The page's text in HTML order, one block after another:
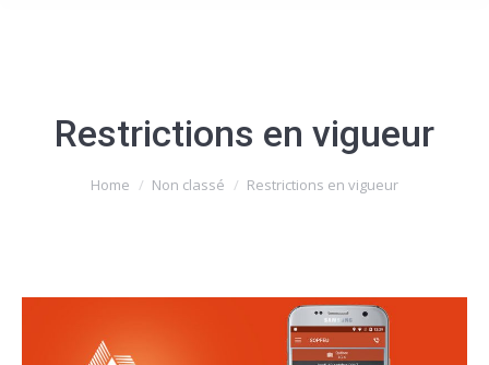
Restrictions en vigueur
You are here:
Home Non classé Restrictions en vigueur